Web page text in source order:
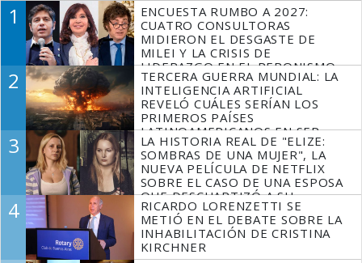
1
ENCUESTA RUMBO A 2027:
CUATRO CONSULTORAS
MIDIERON EL DESGASTE DE
MILEI Y LA CRISIS DE
LIDERAZGO EN EL PERONISMO
2
TERCERA GUERRA MUNDIAL: LA
INTELIGENCIA ARTIFICIAL
REVELÓ CUÁLES SERÍAN LOS
PRIMEROS PAÍSES
LATINOAMERICANOS EN SER
DERROTADOS
3
LA HISTORIA REAL DE "ELIZE:
SOMBRAS DE UNA MUJER", LA
NUEVA PELÍCULA DE NETFLIX
SOBRE EL CASO DE UNA ESPOSA
QUE DESCUARTIZÓ A SU
MARIDO
4
RICARDO LORENZETTI SE
METIÓ EN EL DEBATE SOBRE LA
INHABILITACIÓN DE CRISTINA
KIRCHNER